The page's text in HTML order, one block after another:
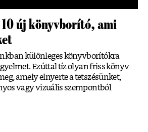
új könyvborító, ami
különleges könyvborítókra
Ezúttal tíz olyan friss könyv
amely elnyerte a tetszésünket,
vagy vizuális szempontból